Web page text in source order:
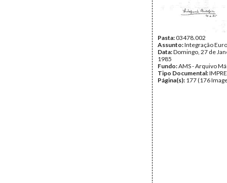
Pasta:03478.002
Assunto:Integração
Data:Domingo, 27 de
1985
Fundo:AMS - Arquivo
Tipo Documental:
Página(s): 177 (176